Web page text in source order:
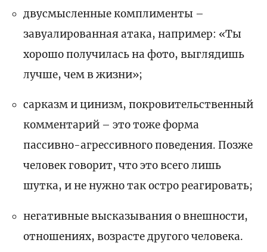
двусмысленные комплименты –
завуалированная атака, например: «Ты
хорошо получилась на фото, выглядишь
лучше, чем в жизни»;
сарказм и цинизм, покровительственный
комментарий – это тоже форма
пассивно-агрессивного поведения. Позже
человек говорит, что это всего лишь
шутка, и не нужно так остро реагировать;
негативные высказывания о внешности,
отношениях, возрасте другого человека.